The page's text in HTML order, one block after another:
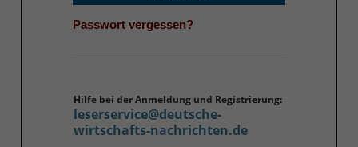
Passwort vergessen?
Hilfe bei der Anmeldung und Registrierung:
leserservice@deutsche-
wirtschafts-nachrichten.de